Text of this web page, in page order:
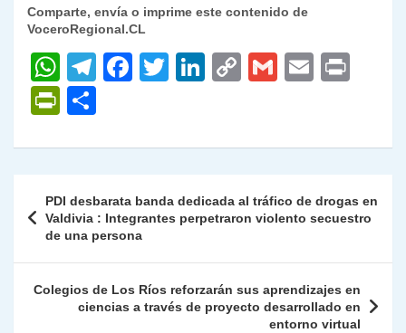
Comparte, envía o imprime este contenido de
VoceroRegional.CL
W
h
at
s
p
p
T
gr
m
F
e
o
o
k
T
er
Li
e
n
C
y
n
G
l
E
l
P
nt
Fr
ie
n
dl
y
m
ar
tir
de
entradas
PDI desbarata banda dedicada al tráfico de drogas en
Valdivia : Integrantes perpetraron violento secuestro
de una persona
Colegios de Los Ríos reforzarán sus aprendizajes en
ciencias a través de proyecto desarrollado en
entorno virtual